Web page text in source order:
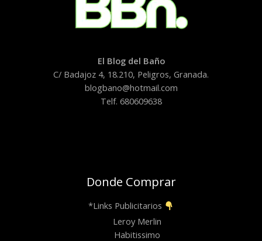
El Blog del Baño
C/ Badajoz 4, 18.210, Peligros, Granada.
blogbano@hotmail.com
Telf. 680609638
Donde Comprar
*Links Publicitarios
Leroy Merlin
Habitissimo